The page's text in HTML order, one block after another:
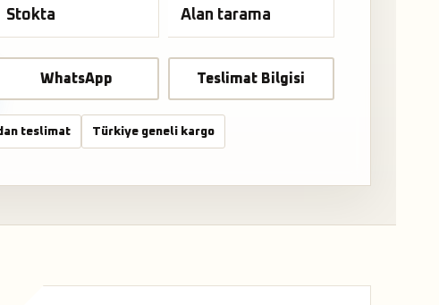
Stokta Alan tarama
WhatsApp Teslimat Bilgisi
teslimat Türkiye geneli kargo